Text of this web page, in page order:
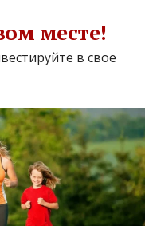
месте!
в свое